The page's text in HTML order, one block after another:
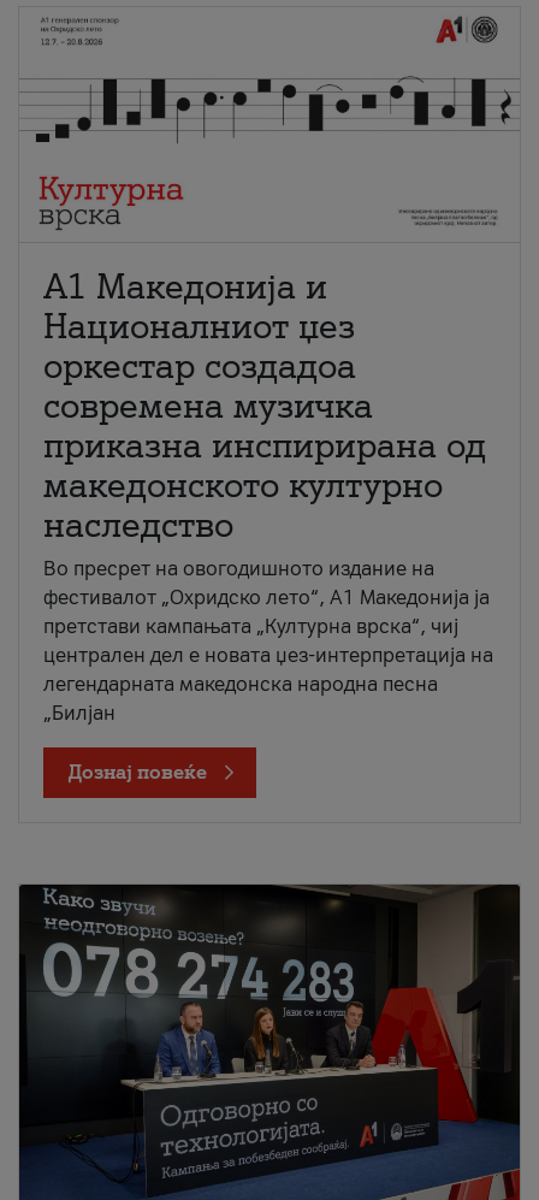
А1 Македонија и
Националниот џез
оркестар создадоа
современа музичка
приказна инспирирана од
македонското културно
наследство
Во пресрет на овогодишното издание на
фестивалот „Охридско лето“, А1 Македонија ја
претстави кампањата „Културна врска“, чиј
централен дел е новата џез-интерпретација на
легендарната македонска народна песна
„Билјан
Дознај повеќе